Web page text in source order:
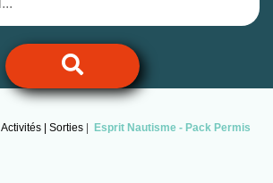
Activités | Sorties Esprit Nautisme - Pack Permis